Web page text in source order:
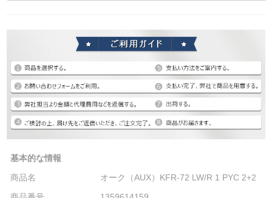
基本的な情報
商品名
オーク（AUX）KFR-72 LW/R 1 PYC 2+2